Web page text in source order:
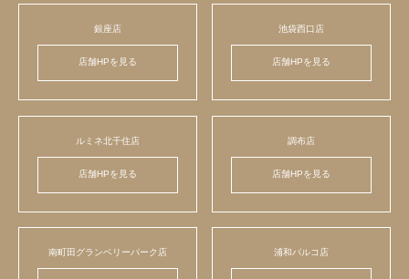
銀座店
店舗HPを見る
池袋西口店
店舗HPを見る
ルミネ北千住店
店舗HPを見る
調布店
店舗HPを見る
南町田グランベリーパーク店 浦和パルコ店